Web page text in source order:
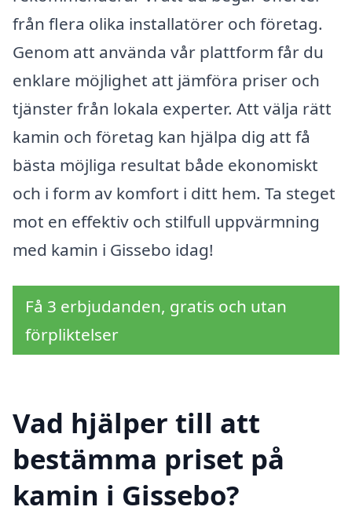
från flera olika installatörer och företag.
Genom att använda vår plattform får du
enklare möjlighet att jämföra priser och
tjänster från lokala experter. Att välja rätt
kamin och företag kan hjälpa dig att få
bästa möjliga resultat både ekonomiskt
och i form av komfort i ditt hem. Ta steget
mot en effektiv och stilfull uppvärmning
med kamin i Gissebo idag!
Få 3 erbjudanden, gratis och utan
förpliktelser
Vad hjälper till att
bestämma priset på
kamin i Gissebo?